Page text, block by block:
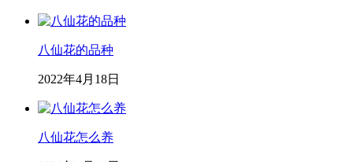
八仙花的品种
2022年4月18日
八仙花怎么养